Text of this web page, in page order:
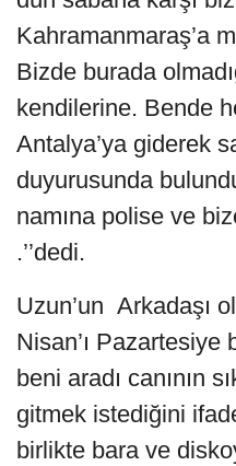
Kahramanmaraş’a
Bizde burada
kendilerine. Bende
Antalya’ya giderek
duyurusunda
namına polise ve
.’’dedi.
Uzun’un Arkadaşı
Nisan’ı
beni aradı canının
gitmek istediğini
birlikte bara ve